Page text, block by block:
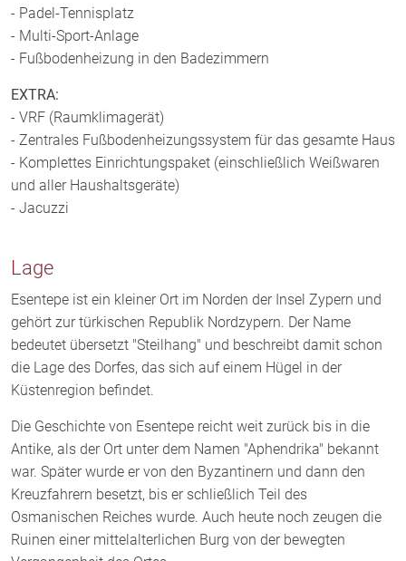
- Padel-Tennisplatz
- Multi-Sport-Anlage
- Fußbodenheizung in den Badezimmern
EXTRA:
- VRF (Raumklimagerät)
- Zentrales Fußbodenheizungssystem für das gesamte Haus
- Komplettes Einrichtungspaket (einschließlich Weißwaren
und aller Haushaltsgeräte)
- Jacuzzi
Lage
Esentepe ist ein kleiner Ort im Norden der Insel Zypern und
gehört zur türkischen Republik Nordzypern. Der Name
bedeutet übersetzt "Steilhang" und beschreibt damit schon
die Lage des Dorfes, das sich auf einem Hügel in der
Küstenregion befindet.
Die Geschichte von Esentepe reicht weit zurück bis in die
Antike, als der Ort unter dem Namen "Aphendrika" bekannt
war. Später wurde er von den Byzantinern und dann den
Kreuzfahrern besetzt, bis er schließlich Teil des
Osmanischen Reiches wurde. Auch heute noch zeugen die
Ruinen einer mittelalterlichen Burg von der bewegten